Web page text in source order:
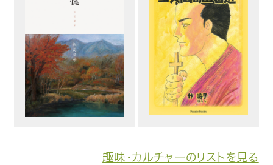
趣味・カルチャーのリストを見る